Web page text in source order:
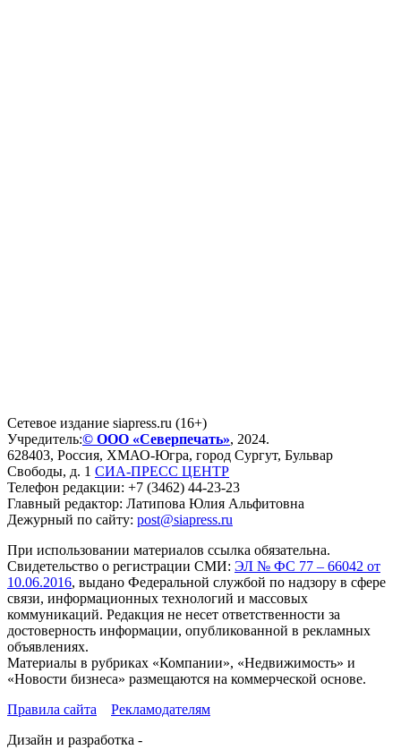
Сетевое издание siapress.ru (16+)
Учредитель:© ООО «Северпечать», 2024.
628403, Россия, ХМАО-Югра, город Сургут, Бульвар
Свободы, д. 1 СИА-ПРЕСС ЦЕНТР
Телефон редакции: +7 (3462) 44-23-23
Главный редактор: Латипова Юлия Альфитовна
Дежурный по сайту: post@siapress.ru
При использовании материалов ссылка обязательна.
Свидетельство о регистрации СМИ: ЭЛ № ФС 77 – 66042 от
10.06.2016, выдано Федеральной службой по надзору в сфере
связи, информационных технологий и массовых
коммуникаций. Редакция не несет ответственности за
достоверность информации, опубликованной в рекламных
объявлениях.
Материалы в рубриках «Компании», «Недвижимость» и
«Новости бизнеса» размещаются на коммерческой основе.
Правила сайта
Рекламодателям
Дизайн и разработка -